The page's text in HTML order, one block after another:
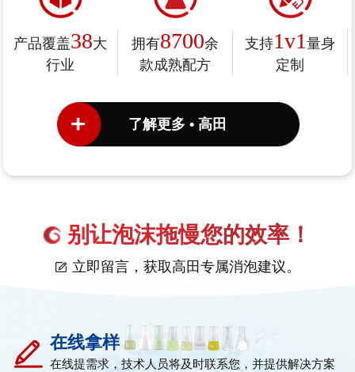
产品覆盖38大
行业
拥有8700余
款成熟配方
支持1v1 量身
定制
了解更多 • 高田
别让泡沫拖慢您的效率！
立即留言，获取高田专属消泡建议。
在线拿样
在线提需求，技术人员将及时联系您，并提供解决方案